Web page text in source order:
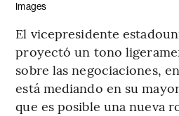
Images
El vicepresidente
proyectó un tono
sobre las negociaciones,
está mediando en su
que es posible una nueva